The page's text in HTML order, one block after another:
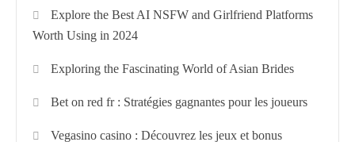
Explore the Best AI NSFW and Girlfriend Platforms
Worth Using in 2024
Exploring the Fascinating World of Asian Brides
Bet on red fr : Stratégies gagnantes pour les joueurs
Vegasino casino : Découvrez les jeux et bonus